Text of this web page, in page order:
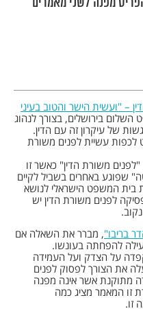
מפנה לשני מאמרים
– "ועשית הישר והטוב בעיני
בירושלים, בצורך לנהוג
של עיקרון זה עם הדין.
עשיית לפנים משורת
משורת הדין" כאשר זו
שפוגע באחרים בשביל לקיים
בית המשפט הישראלי לנושא
לפנים משורת הדין יש
בריבו", מברר את השאלה אם
להפחתה בעונשו.
על הצדק ועל העמידה
את הצורך לפסוק לפנים
מתוקנת אשר אינה מפנה
זו המאמר מציג כמה
זו.